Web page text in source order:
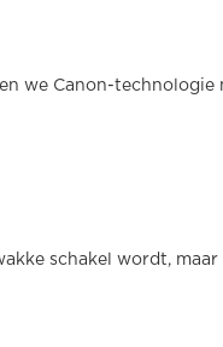
we Canon-technologie
schakel wordt, maar